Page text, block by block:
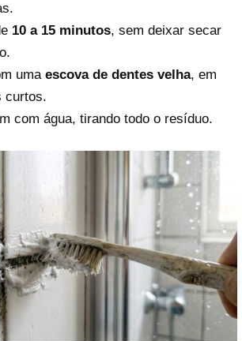
10 a 15 minutos, sem deixar secar
uma escova de dentes velha, em
curtos.
com água, tirando todo o resíduo.